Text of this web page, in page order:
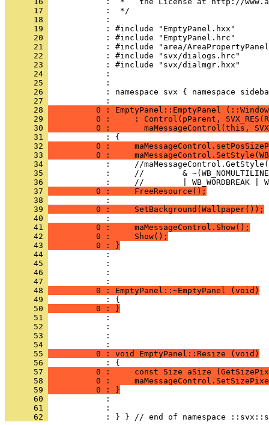
      17
      18
      19
      20
      21
      22
      23
      24
      25
      26
: namespace svx { namespace
      27
      28
0 : EmptyPanel::EmptyPanel
      29
0 :     : Control(pParent,
      30
0 :       maMessageControl(this,
      31
      32
0 :
      33
0 :
      34
      35
      36
      37
          0 :     FreeResource();
      38
      39
          0 :     SetBackground(Wallpaper());
      40
      41
          0 :     maMessageControl.Show();
      42
          0 :     Show();
      43
          0 : }
      44
      45
      46
            :
      47
      48
          0 : EmptyPanel::~EmptyPanel (void)
      49
      50
          0 : }
      51
      52
      53
            :
      54
      55
          0 : void EmptyPanel::Resize (void)
      56
      57
0 :     const Size aSize
      58
0 :
      59
          0 : }
      60
      61
      62